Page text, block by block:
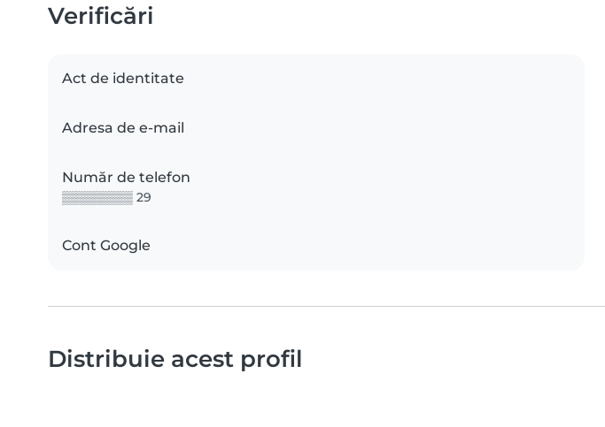
Verificări
Act de identitate
Adresa de e-mail
Număr de telefon
▒▒▒▒▒▒▒▒ 29
Cont Google
Distribuie acest profil